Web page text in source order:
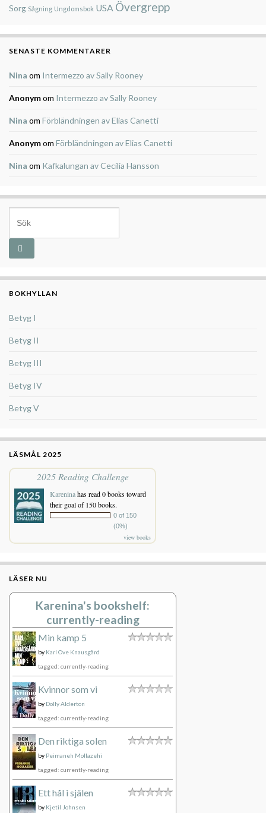
Sorg Sågning Ungdomsbok USA Övergrepp
SENASTE KOMMENTARER
Nina om Intermezzo av Sally Rooney
Anonymom Intermezzo av Sally Rooney
Nina om Förbländningen av Elias Canetti
Anonymom Förbländningen av Elias Canetti
Nina om Kafkalungan av Cecilia Hansson
BOKHYLLAN
Betyg I
Betyg II
Betyg III
Betyg IV
Betyg V
LÄSMÅL 2025
2025 Reading Challenge
Kareninahas read 0 books toward
their goal of 150 books.
0 of 150
(0%)
view books
LÄSER NU
Karenina's bookshelf:
currently-reading
Min kamp 5
by Karl Ove Knausgård
tagged: currently-reading
Kvinnor som vi
by Dolly Alderton
tagged: currently-reading
Den riktiga solen
by Peimaneh Mollazehi
tagged: currently-reading
Ett hål i själen
by Kjetil Johnsen